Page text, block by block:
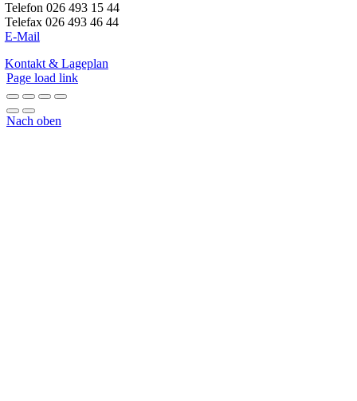
Telefon 026 493 15 44
Telefax 026 493 46 44
E-Mail
Kontakt & Lageplan
Page load link
Nach oben